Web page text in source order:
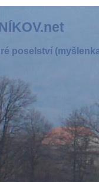
poselství